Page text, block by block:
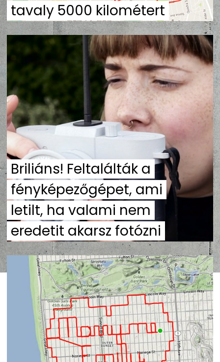
tavaly 5000 kilométert
Briliáns! Feltalálták a
fényképezőgépet, ami
letilt, ha valami nem
eredetit akarsz fotózni